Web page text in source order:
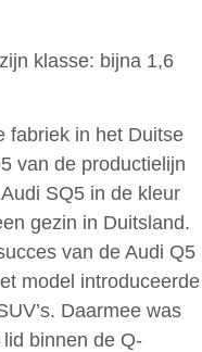
klasse: bijna 1,6
fabriek in het Duitse
van de productielijn
SQ5 in de kleur
gezin in Duitsland.
van de Audi Q5
model introduceerde
Daarmee was
binnen de Q-